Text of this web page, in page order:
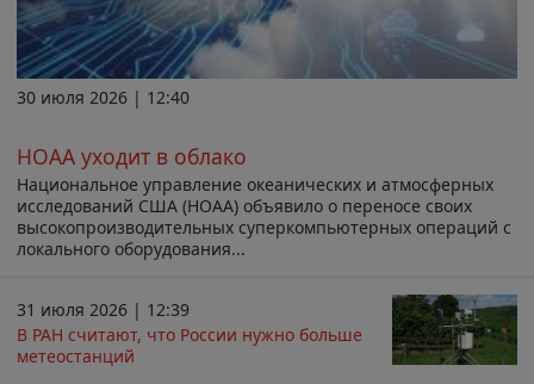
30 июля 2026 | 12:40
НОАА уходит в облако
Национальное управление океанических и атмосферных
исследований США (НОАА) объявило о переносе своих
высокопроизводительных суперкомпьютерных операций с
локального оборудования...
31 июля 2026 | 12:39
В РАН считают, что России нужно больше
метеостанций